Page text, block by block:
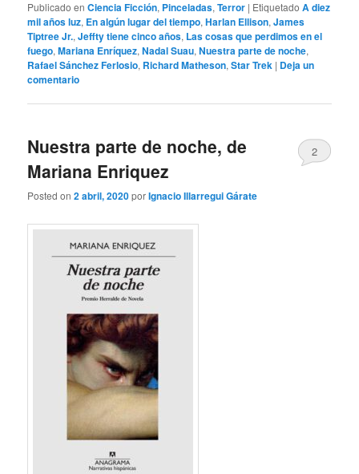
Publicado en Ciencia Ficción, Pinceladas,Terror | Etiquetado A diez
mil años luz, En algún lugar del tiempo,Harlan Ellison,James
Tiptree Jr.,Jeffty tiene cinco años, Las cosas que perdimos en el
fuego,Mariana Enríquez,Nadal Suau,Nuestra parte de noche,
Rafael Sánchez Ferlosio, Richard Matheson,Star Trek | Deja un
comentario
Nuestra parte de noche, de
Mariana Enriquez
Posted on2 abril, 2020porIgnacio Illarregui Gárate
2